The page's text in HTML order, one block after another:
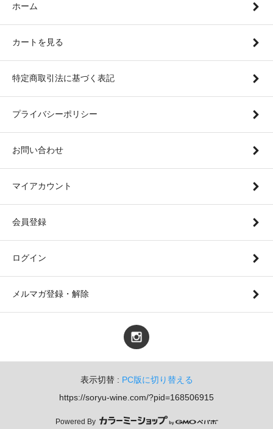
ホーム
カートを見る
特定商取引法に基づく表記
プライバシーポリシー
お問い合わせ
マイアカウント
会員登録
ログイン
メルマガ登録・解除
表示切替 : PC版に切り替える
https://soryu-wine.com/?pid=168506915
Powered By